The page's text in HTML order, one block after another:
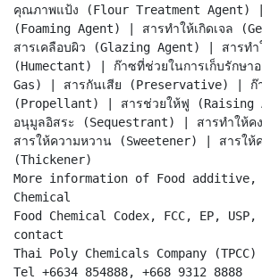
คุณภาพแป้ง (Flour Treatment Agent) |
(Foaming Agent) | สารทำให้เกิดเจล
สารเคลือบผิว (Glazing Agent) | สารทำ
(Humectant) | ก๊าซที่ช่วยในการเก็บรักษา
Gas) | สารกันเสีย (Preservative) | ก๊
(Propellant) | สารช่วยให้ฟู (Raising
อนุมูลอิสระ (Sequestrant) | สารทำให้
สารให้ความหวาน (Sweetener) | สารให้
(Thickener)
More information of Food additive,
Chemical
Food Chemical Codex, FCC, EP,
contact
Thai Poly Chemicals Company
Tel +6634 854888, +668 9312 8888